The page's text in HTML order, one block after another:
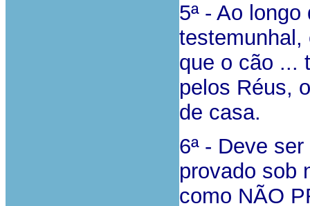
5ª - Ao
testemunhal,
que o cão ...
pelos Réus,
de casa.
6ª - Deve
provado sob
como NÃO